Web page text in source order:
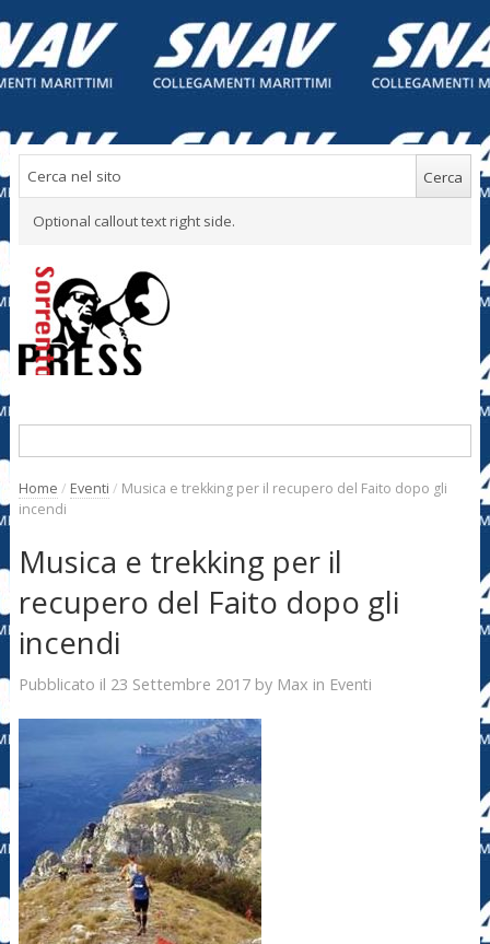
Optional callout text right side.
Home / Eventi / Musica e trekking per il recupero del Faito dopo gli
incendi
Musica e trekking per il
recupero del Faito dopo gli
incendi
Pubblicato il 23 Settembre 2017by Max in Eventi